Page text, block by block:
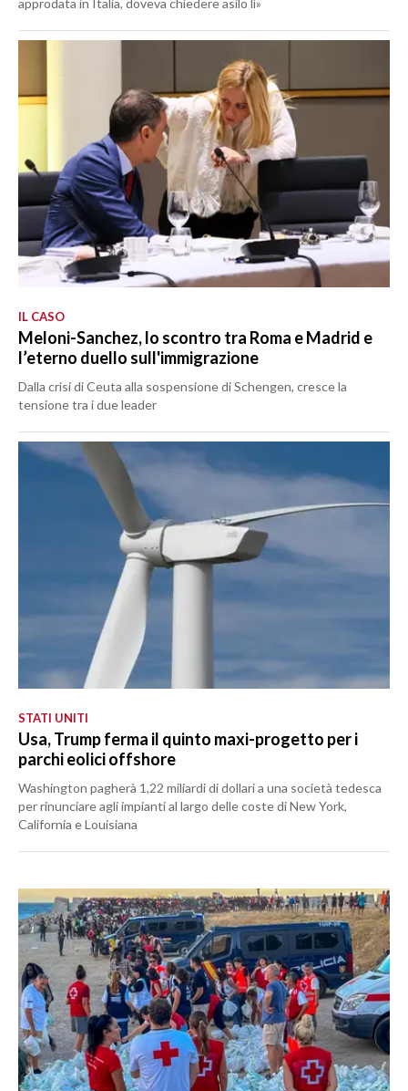
approdata in Italia, doveva chiedere asilo lì»
IL CASO
Meloni-Sanchez, lo scontro tra Roma e Madrid e
l’eterno duello sull'immigrazione
Dalla crisi di Ceuta alla sospensione di Schengen, cresce la
tensione tra i due leader
STATI UNITI
Usa, Trump ferma il quinto maxi-progetto per i
parchi eolici offshore
Washington pagherà 1,22 miliardi di dollari a una società tedesca
per rinunciare agli impianti al largo delle coste di New York,
California e Louisiana